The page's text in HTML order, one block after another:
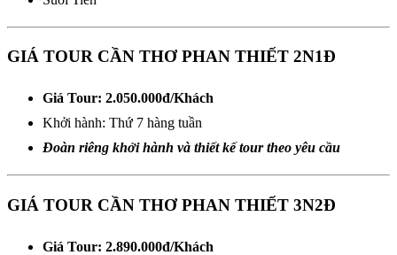
GIÁ TOUR CẦN THƠ PHAN THIẾT 2N1Đ
Giá Tour: 2.050.000đ/Khách
Khởi hành: Thứ 7 hàng tuần
Đoàn riêng khởi hành và thiết kế tour theo yêu cầu
GIÁ TOUR CẦN THƠ PHAN THIẾT 3N2Đ
Giá Tour: 2.890.000đ/Khách